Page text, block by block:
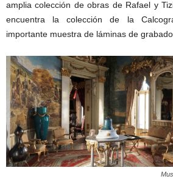
amplia colección de obras de Rafael y
encuentra la colección de la
importante muestra de láminas de grabado